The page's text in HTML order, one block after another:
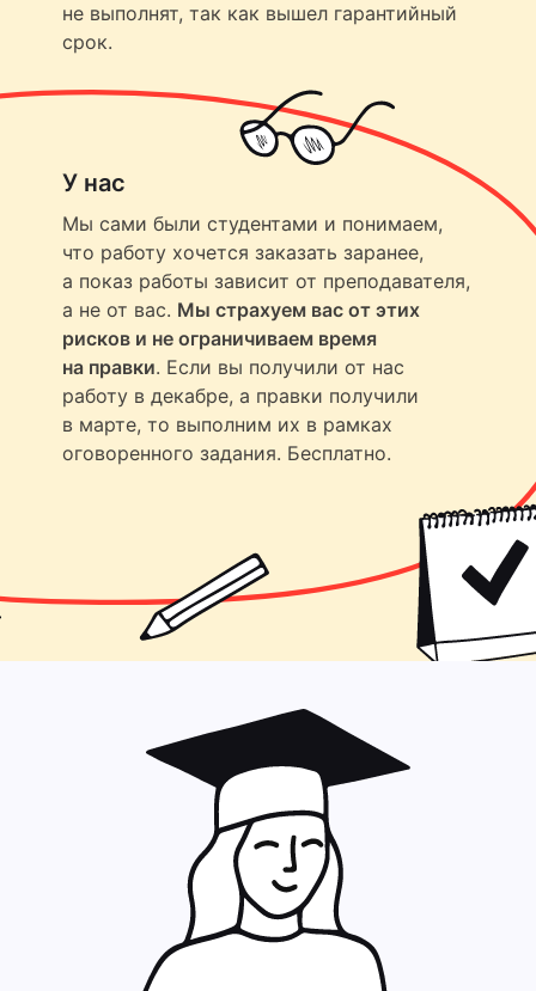
не выполнят, так как вышел гарантийный
срок.
У нас
Мы сами были студентами и понимаем,
что работу хочется заказать заранее,
а показ работы зависит от преподавателя,
а не от вас. Мы страхуем вас от этих
рисков и не ограничиваем время
на правки. Если вы получили от нас
работу в декабре, а правки получили
в марте, то выполним их в рамках
оговоренного задания. Бесплатно.